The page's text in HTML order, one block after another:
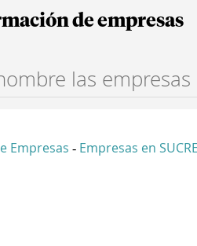
de empresas
Empresas - Empresas en SUCRE